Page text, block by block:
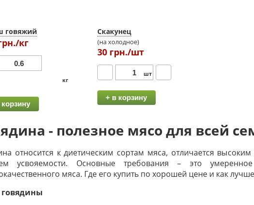
говяжий
кг
кг
Скакунец
(на холодное)
30 грн./шт
шт
- полезное мясо для всей
относится к диетическим сортам мяса, отличается
усвояемости. Основные требования – это
мяса. Где его купить по хорошей цене и как
говядины